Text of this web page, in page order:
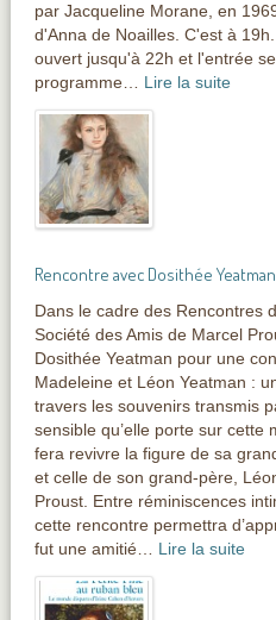
par Jacqueline Morane, en
d'Anna de Noailles. C'est à
ouvert jusqu'à 22h et l'entrée
programme… Lire la suite
Rencontre avec Dosithée Yeatman
Dans le cadre des Rencontres
Société des Amis de Marcel
Dosithée Yeatman pour une
Madeleine et Léon Yeatman :
travers les souvenirs transmis
sensible qu’elle porte sur cette
fera revivre la figure de sa
et celle de son grand-père,
Proust. Entre réminiscences
cette rencontre permettra
fut une amitié… Lire la suite